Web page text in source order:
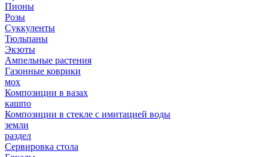
Пионы
Розы
Суккуленты
Тюльпаны
Экзоты
Ампельные растения
Газонные коврики
мох
Композиции в вазах
кашпо
Композиции в стекле с имитацией воды
земли
раздел
Сервировка стола